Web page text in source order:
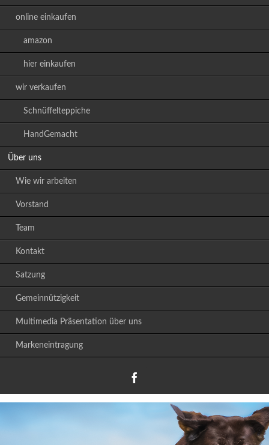
online einkaufen
amazon
hier einkaufen
wir verkaufen
Schnüffelteppiche
HandGemacht
Über uns
Wie wir arbeiten
Vorstand
Team
Kontakt
Satzung
Gemeinnützigkeit
Multimedia Präsentation über uns
Markeneintragung